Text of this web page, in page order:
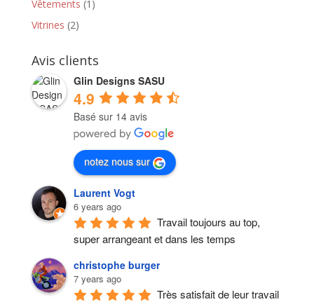
Vêtements (1)
Vitrines (2)
Avis clients
Glin Designs SASU
4.9
Basé sur 14 avis
notez nous sur
Laurent Vogt
6 years ago
Travail toujours au top,
super arrangeant et dans les temps
christophe burger
7 years ago
Très satisfait de leur travail